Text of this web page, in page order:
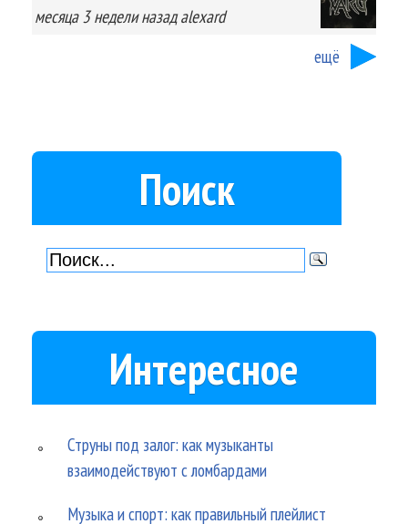
месяца 3 неделиназад alexard
ещё
Поиск
Интересное
Струны под залог: как музыканты
взаимодействуют с ломбардами
Музыка и спорт: как правильный плейлист